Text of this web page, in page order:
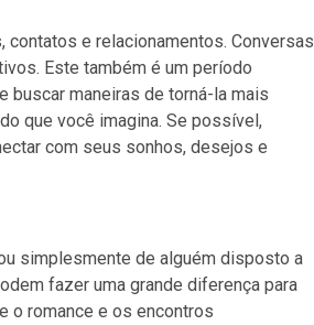
contatos e relacionamentos. Conversas
Este também é um período
buscar maneiras de torná-la mais
que você imagina. Se possível,
com seus sonhos, desejos e
simplesmente de alguém disposto a
fazer uma grande diferença para
o romance e os encontros